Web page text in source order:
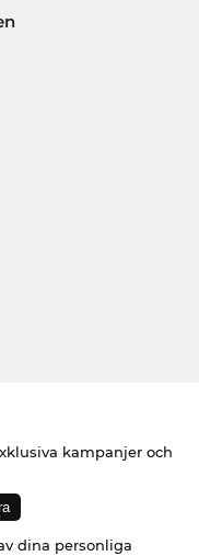
kampanjer och
dina personliga